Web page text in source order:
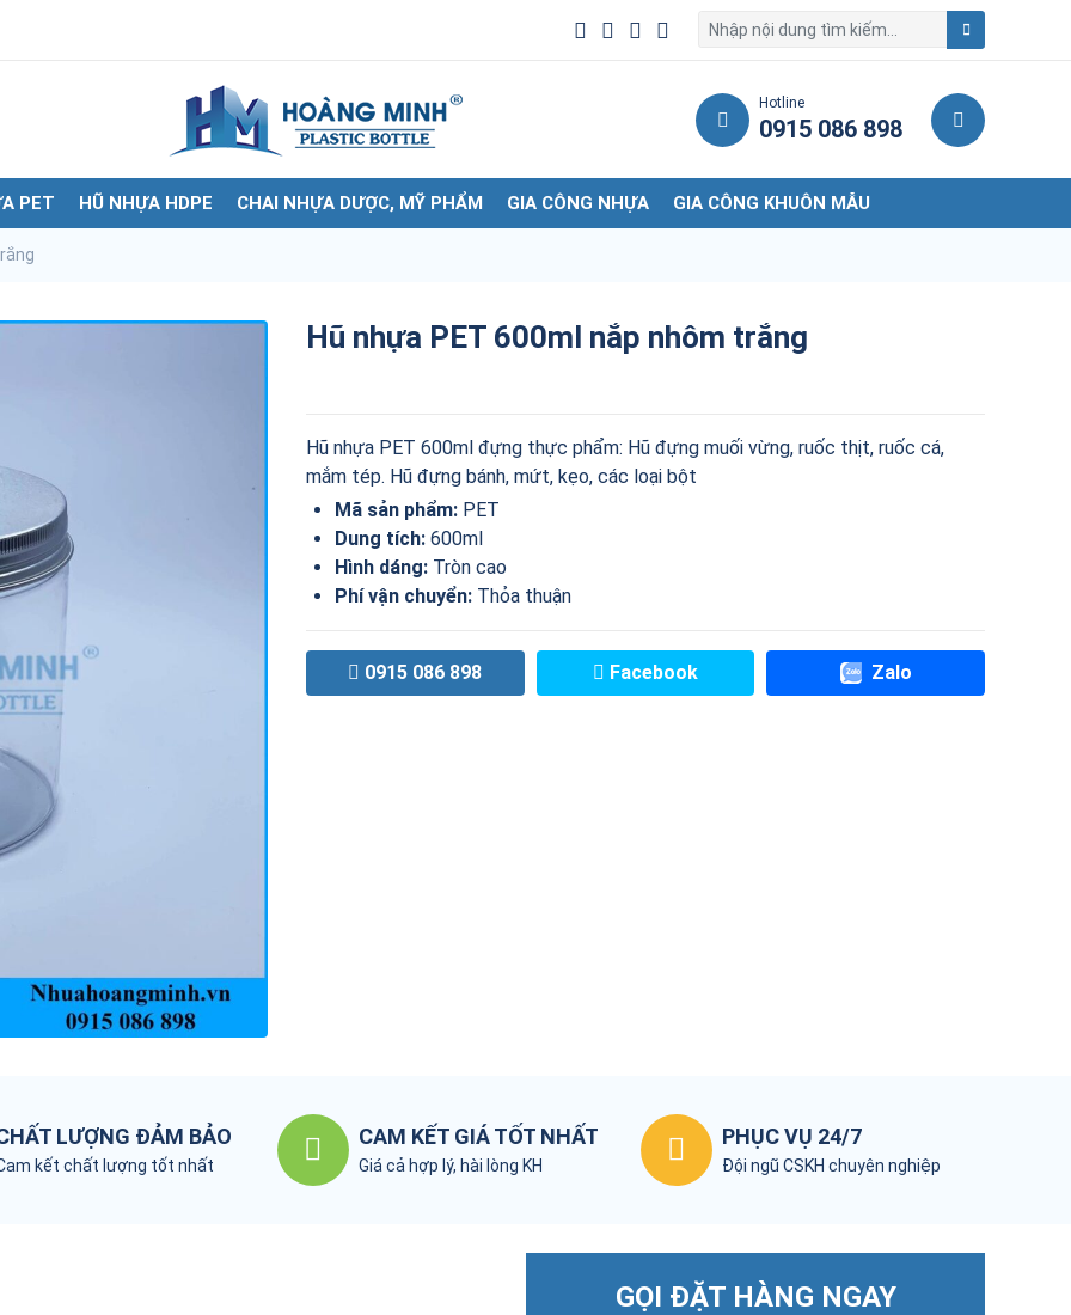
Hotline
0915 086 898
PET HŨ NHỰA HDPE CHAI NHỰA DƯỢC, MỸ PHẨM GIA CÔNG NHỰA GIA CÔNG KHUÔN MẪU
Hũ nhựa PET 600ml nắp nhôm trắng
Hũ nhựa PET 600ml đựng thực phẩm: Hũ đựng muối vừng, ruốc thịt, ruốc cá,
mắm tép. Hũ đựng bánh, mứt, kẹo, các loại bột
Mã sản phẩm: PET
Dung tích: 600ml
Hình dáng: Tròn cao
Phí vận chuyển: Thỏa thuận
0915 086 898 Facebook Zalo
LƯỢNG ĐẢM BẢO
kết chất lượng tốt nhất
CAM KẾT GIÁ TỐT NHẤT
Giá cả hợp lý, hài lòng KH
PHỤC VỤ 24/7
Đội ngũ CSKH chuyên nghiệp
GỌI ĐẶT HÀNG NGAY